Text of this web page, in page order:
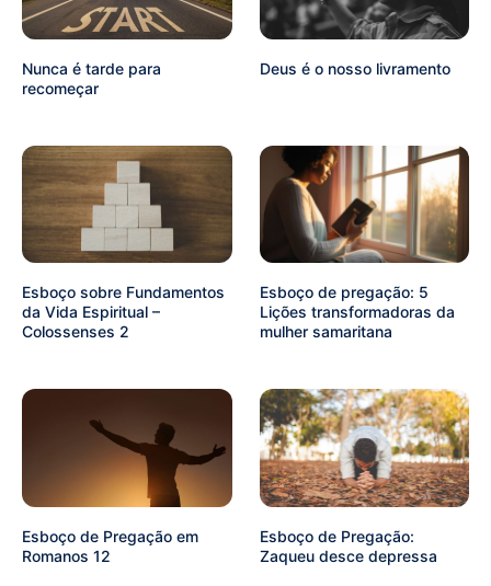
Nunca é tarde para
recomeçar
Deus é o nosso livramento
Esboço sobre Fundamentos
da Vida Espiritual –
Colossenses 2
Esboço de pregação: 5
Lições transformadoras da
mulher samaritana
Esboço de Pregação em
Romanos 12
Esboço de Pregação:
Zaqueu desce depressa